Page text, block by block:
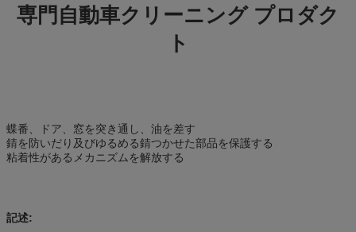
専門自動車クリーニング プロダク
ト
蝶番、ドア、窓を突き通し、油を差す
錆を防いだり及びゆるめる錆つかせた部品を保護する
粘着性があるメカニズムを解放する
記述: